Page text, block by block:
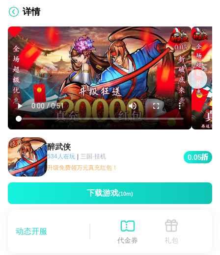
详情
醉武侠
534人在玩 | 三国·挂机
升级免费领万元真充红包！
0.05
下载游戏(10m)
动态开服
代金券 礼包